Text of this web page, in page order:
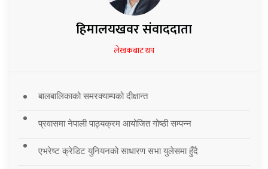
हिमालयखवर संवाददाता
लेखकबाट थप
बालबालिकाको समरक्याम्पको दीक्षान्त
प्रवासमा नेपाली पाठ्यक्रम आयोजित गोष्ठी सम्पन्न
एभरेष्ट क्रेडिट युनियनको साधारण सभा युलेसमा हुँदै